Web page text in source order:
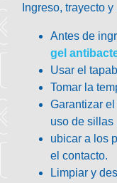
Ingreso, trayecto
Antes de
gel
Usar el
Tomar la
Garantizar
uso de sillas
ubicar a los
el contacto.
Limpiar y